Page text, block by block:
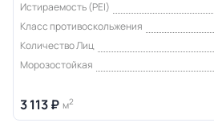
Истираемость (PEI)
Класс противоскольжения
Количество Лиц
Морозостойкая
3 113 ₽ м2